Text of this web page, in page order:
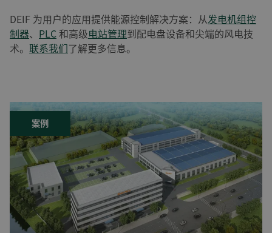
DEIF 为用户的应用提供能源控制解决方案：从发电机组控
制器、 PLC和高级电站管理到配电盘设备和尖端的风电技
术。 联系我们了解更多信息。
案例